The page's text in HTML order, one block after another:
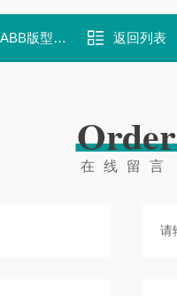
113 返回列表
Order
在线留言